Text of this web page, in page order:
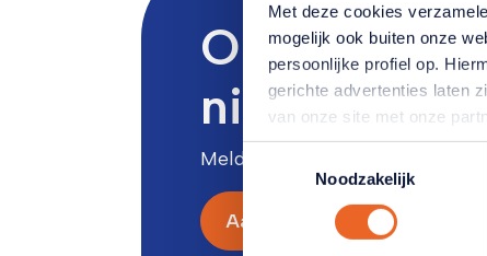
Met deze cookies
mogelijk ook buiten onze
persoonlijke profiel op.
gerichte advertenties laten
van onze site met onze
combineren met andere
hun services. Verandert u
Lees hierover meer in ons
Toestemmingsselectie
Noodzakelijk
Ontvang
nieuws in
Meld u aan voor onze
Aanmelden